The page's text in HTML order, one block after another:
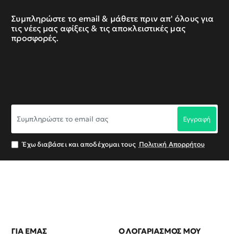
Συμπληρώστε το email & μάθετε πριν απ' όλους για
τις νέες μας αφίξεις & τις αποκλειστικές μας
προσφορές.
το
σας
Εγγραφή
Έχω διαβάσει και αποδέχομαι τους Πολιτική Απορρήτου
ΓΙΑ ΕΜΑΣ Ο ΛΟΓΑΡΙΑΣΜΟΣ ΜΟΥ